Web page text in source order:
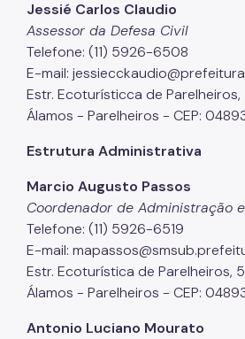
Jessié Carlos Claudio
Assessor da Defesa Civil
Telefone: (11) 5926-6508
E-mail:
Estr. Ecoturísticca de
Álamos - Parelheiros - CEP:
Estrutura Administrativa
Marcio Augusto Passos
Coordenador de Administração
Telefone: (11) 5926-6519
E-mail:
Estr. Ecoturística de Parelheiros,
Álamos - Parelheiros - CEP:
Antonio Luciano Mourato